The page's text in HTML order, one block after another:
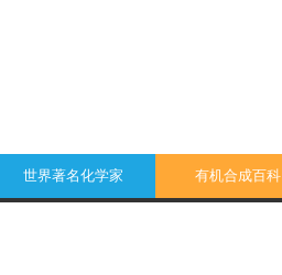
世界著名化学家 有机合成百科